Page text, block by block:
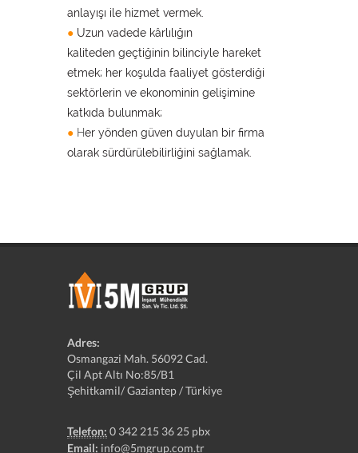
anlayışı ile hizmet vermek.
● Uzun vadede kârlılığın
kaliteden geçtiğinin bilinciyle hareket
etmek; her koşulda faaliyet gösterdiği
sektörlerin ve ekonominin gelişimine
katkıda bulunmak;
● Her yönden güven duyulan bir firma
olarak sürdürülebilirliğini sağlamak.
Adres:
Osmangazi Mah. 56092 Cad.
Çil Apt Altı No:85/B1
Şehitkamil/ Gaziantep / Türkiye
Telefon: 0 342 215 36 25 pbx
Email: info@5mgrup.com.tr